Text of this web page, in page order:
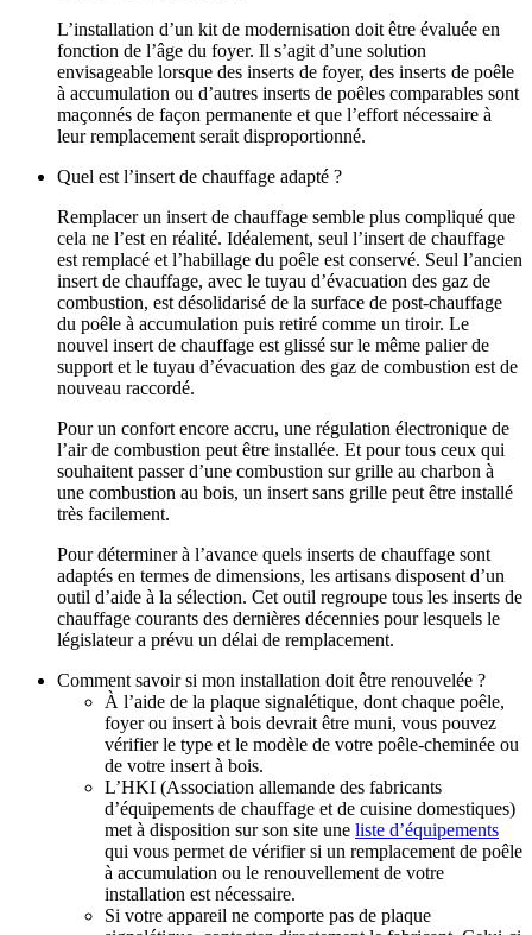
L’installation d’un kit de modernisation doit être évaluée en
fonction de l’âge du foyer. Il s’agit d’une solution
envisageable lorsque des inserts de foyer, des inserts de poêle
à accumulation ou d’autres inserts de poêles comparables sont
maçonnés de façon permanente et que l’effort nécessaire à
leur remplacement serait disproportionné.
Quel est l’insert de chauffage adapté ?
Remplacer un insert de chauffage semble plus compliqué que
cela ne l’est en réalité. Idéalement, seul l’insert de chauffage
est remplacé et l’habillage du poêle est conservé. Seul l’ancien
insert de chauffage, avec le tuyau d’évacuation des gaz de
combustion, est désolidarisé de la surface de post‑chauffage
du poêle à accumulation puis retiré comme un tiroir. Le
nouvel insert de chauffage est glissé sur le même palier de
support et le tuyau d’évacuation des gaz de combustion est de
nouveau raccordé.
Pour un confort encore accru, une régulation électronique de
l’air de combustion peut être installée. Et pour tous ceux qui
souhaitent passer d’une combustion sur grille au charbon à
une combustion au bois, un insert sans grille peut être installé
très facilement.
Pour déterminer à l’avance quels inserts de chauffage sont
adaptés en termes de dimensions, les artisans disposent d’un
outil d’aide à la sélection. Cet outil regroupe tous les inserts de
chauffage courants des dernières décennies pour lesquels le
législateur a prévu un délai de remplacement.
Comment savoir si mon installation doit être renouvelée ?
À l’aide de la plaque signalétique, dont chaque poêle,
foyer ou insert à bois devrait être muni, vous pouvez
vérifier le type et le modèle de votre poêle‑cheminée ou
de votre insert à bois.
L’HKI (Association allemande des fabricants
d’équipements de chauffage et de cuisine domestiques)
met à disposition sur son site une liste d’équipements
qui vous permet de vérifier si un remplacement de poêle
à accumulation ou le renouvellement de votre
installation est nécessaire.
Si votre appareil ne comporte pas de plaque